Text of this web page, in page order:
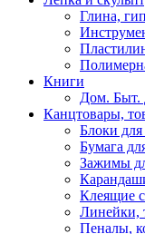
Глина,
Книги
Дом. Быт.
Канцтовары,
Блоки для
Бумага
Зажимы
Клеящие
Линейки,
Пеналы,